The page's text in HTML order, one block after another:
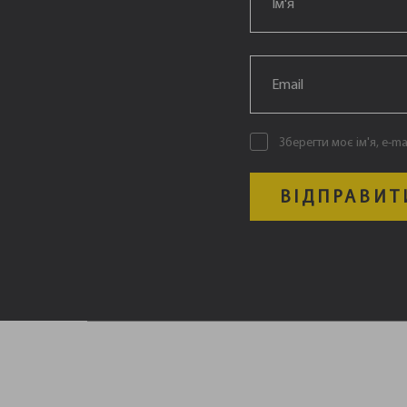
Email*
Зберегти моє ім'я, e-